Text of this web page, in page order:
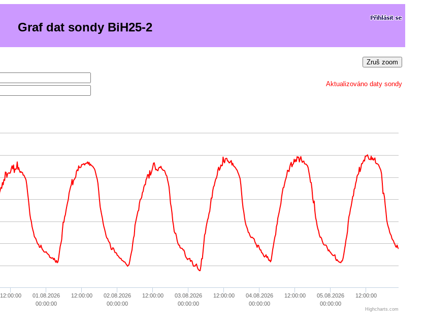
Graf dat sondy BiH25-2
Zruš zoom
Aktualizováno daty sondy
12:00:00
01.08.2026
00:00:00
12:00:00
02.08.2026
00:00:00
12:00:00
03.08.2026
00:00:00
12:00:00
04.08.2026
00:00:00
12:00:00
05.08.2026
00:00:00
12:00:00
Highcharts.com